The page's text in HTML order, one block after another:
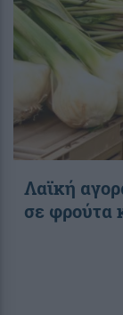
Λαϊκή
σε φρούτα